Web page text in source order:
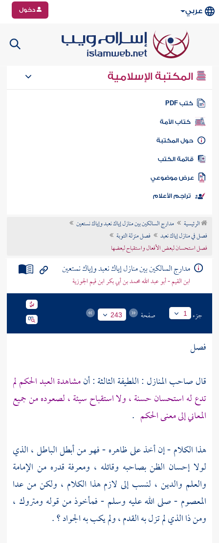
عربي دخول
المكتبة الإسلامية
كتب PDF
كتاب الأمة
المكتبة
الكتب
موضوعي
تراجم الأعلام
الرئيسية
مدارج السالكين بين منازل إياك نعبد وإياك نستعين
فصل في منازل إياك نعبد
فصل منزلة التوبة
فصل استحسان لبعض الأفعال واستقباح لبعضها
مدارج السالكين بين منازل إياك نعبد وإياك نستعين
ابن القيم - أبو عبد الله محمد بن أبي بكر ابن قيم الجوزية
جزء 1 صفحة 243
فصل
قال صاحب المنازل : اللطيفة الثالثة : أنمشاهدة العبد الحكم لم
تدع له استحسان حسنة ، ولا استقباح سيئة ، لصعوده من جميع
المعاني إلى معنى الحكم .
هذا الكلام - إن أخذ على ظاهره - فهو من أبطل الباطل ، الذي
لولا إحسان الظن بصاحبه وقائله ، ومعرفة قدره من الإمامة
والعلم والدين ، لنسب إلى لازم هذا الكلام ، ولكن من عدا
المعصوم - صلى الله عليه وسلم - فمأخوذ من قوله ومتروك ،
ومن ذا الذي لم تزل به القدم ، ولم يكب به الجواد ؟ .